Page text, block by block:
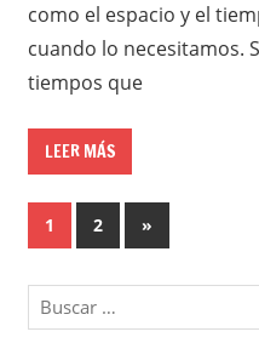
como el espacio y el
cuando lo necesitamos.
tiempos que
LEER MÁS
Paginación
entradas
1 2
Entradas
siguientes
»